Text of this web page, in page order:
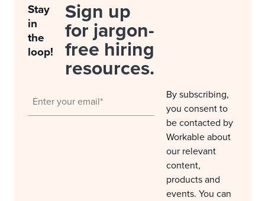
Stay
in
the
loop!
Sign up
for jargon-
free hiring
resources.
By subscribing,
you consent to
be contacted by
Workable about
our relevant
content,
products and
events. You can